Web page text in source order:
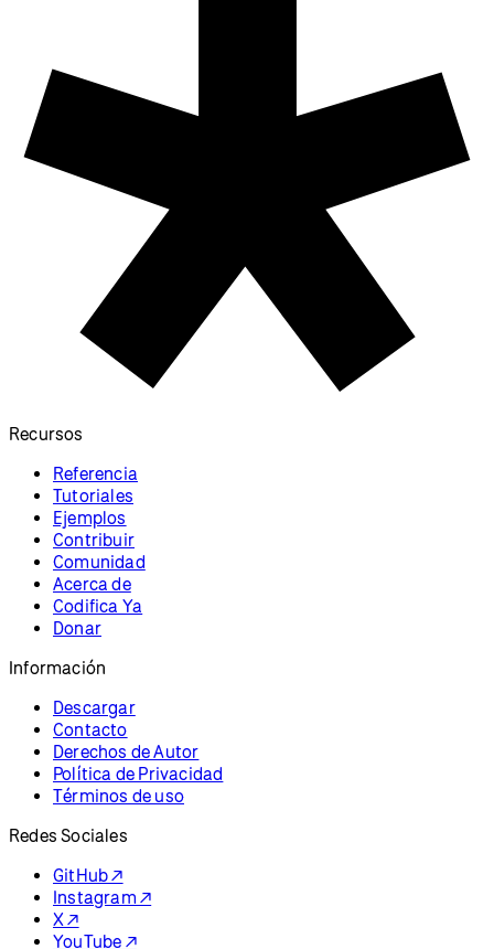
Recursos
Referencia
Tutoriales
Ejemplos
Contribuir
Comunidad
Acerca de
Codifica Ya
Donar
Información
Descargar
Contacto
Derechos de Autor
Política de Privacidad
Términos de uso
Redes Sociales
GitHub ↗
Instagram ↗
X ↗
YouTube ↗